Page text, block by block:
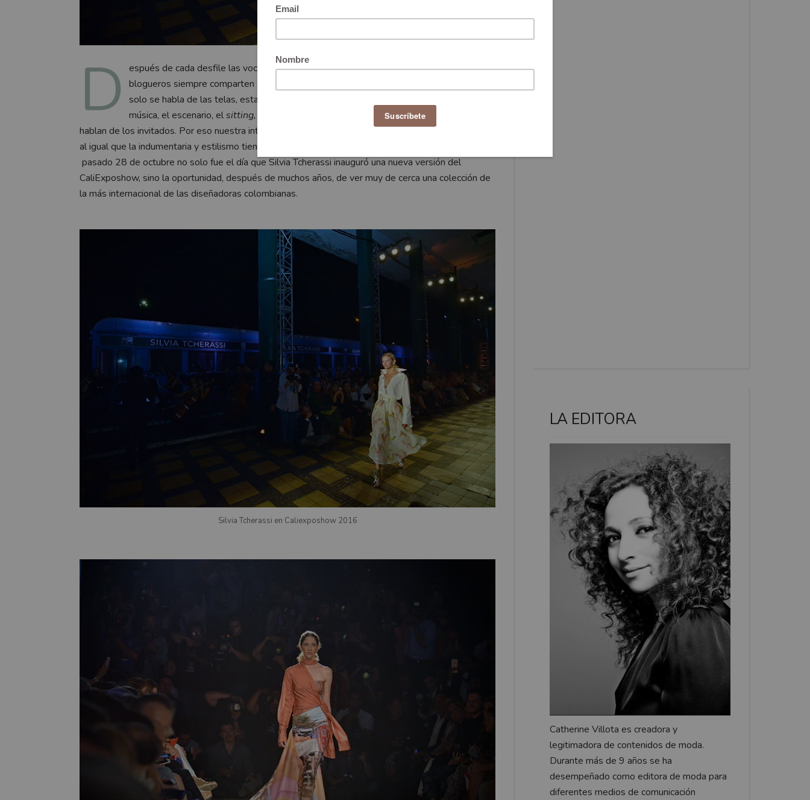
D
espués de cada desfile las voces nos se hacen esperar y periodistas, productores y
blogueros siempre comparten sus impresiones sobre cada colección, sin embargo no
solo se habla de las telas, estampados y siluetas, también se habla o se critica la
música, el escenario, elsitting, la logística de entrada, las modelos y hay quienes hasta
hablan de los invitados. Por eso nuestra intención es hablar de la puesta escena de un desfile que
al igual que la indumentaria y estilismo tiene mucho que ver con contar una historia o concepto. El
pasado 28 de octubre no solo fue el día que Silvia Tcherassi inauguró una nueva versión del
CaliExposhow, sino la oportunidad, después de muchos años, de ver muy de cerca una colección de
la más internacional de las diseñadoras colombianas.
Silvia Tcherassi en Caliexposhow 2016
LA EDITORA
Catherine Villota es creadora y
legitimadora de contenidos de moda.
Durante más de 9 años se ha
desempeñado como editora de moda para
diferentes medios de comunicación